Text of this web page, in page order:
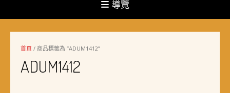
導覽
首頁 / 商品標籤為 “ADUM1412”
ADUM1412